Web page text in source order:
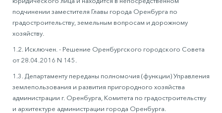
подчинении заместителя Главы города Оренбурга по
градостроительству, земельным вопросам и дорожному
хозяйству.
1.2. Исключен. - Решение Оренбургского городского Совета
от 28.04.2016 N 145.
1.3. Департаменту переданы полномочия (функции) Управления
землепользования и развития пригородного хозяйства
администрации г. Оренбурга, Комитета по градостроительству
и архитектуре администрации города Оренбурга.